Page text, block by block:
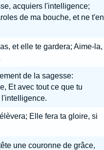
acquiers l'intelligence;
de ma bouche, et ne t'en
et elle te gardera; Aime-la,
de la sagesse:
Et avec tout ce que tu
Elle fera ta gloire, si
une couronne de grâce,